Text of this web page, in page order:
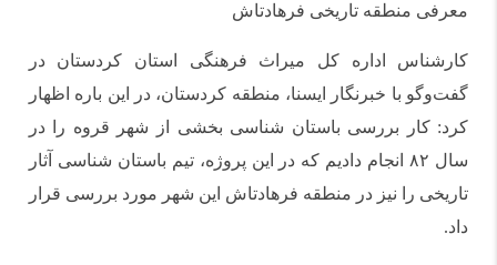
معرفی منطقه تاریخی فرهادتاش
کارشناس اداره کل میراث فرهنگی استان کردستان در
گفت‌وگو با خبرنگار ایسنا، منطقه کردستان، در این باره اظهار
کرد: کار بررسی باستان شناسی بخشی از شهر قروه را در
سال ۸۲ انجام دادیم که در این پروژه، تیم‌ باستان شناسی آثار
تاریخی را نیز در منطقه فرهادتاش این شهر مورد بررسی قرار
داد.